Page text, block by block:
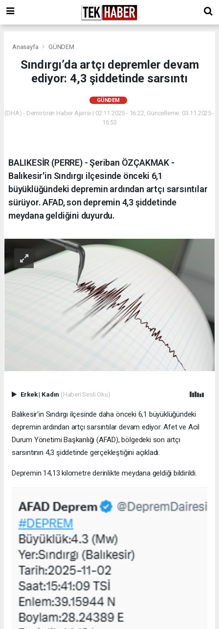
Anasayfa GÜNDEM
Sındırgı’da artçı depremler devam
ediyor: 4,3 şiddetinde sarsıntı
GÜNDEM
(DHA) - Demirören Haber Ajansı | 02.11.2025 - 16:22, Güncelleme: 03.11.2025 -
16:53
BALIKESİR (PERRE) - Şeriban ÖZÇAKMAK -
Balıkesir'in Sındırgı ilçesinde önceki 6,1
büyüklüğündeki depremin ardından artçı sarsıntılar
sürüyor. AFAD, son depremin 4,3 şiddetinde
meydana geldiğini duyurdu.
Erkek| Kadın (Haberi Sesli Oku)
Balıkesir'in Sındırgı ilçesinde daha önceki 6,1 büyüklüğündeki
depremin ardından artçı sarsıntılar devam ediyor. Afet ve Acil
Durum Yönetimi Başkanlığı (AFAD), bölgedeki son artçı
sarsıntının 4,3 şiddetinde gerçekleştiğini açıkladı.
Depremin 14,13 kilometre derinlikte meydana geldiği bildirildi.